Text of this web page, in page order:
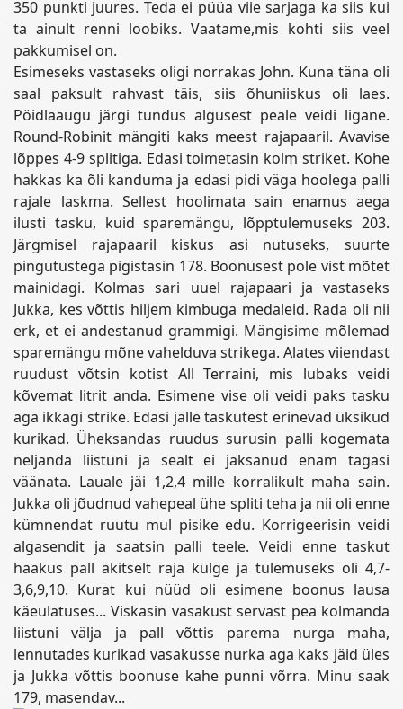
350 punkti juures. Teda ei püüa viie sarjaga ka siis kui
ta ainult renni loobiks. Vaatame,mis kohti siis veel
pakkumisel on.
Esimeseks vastaseks oligi norrakas John. Kuna täna oli
saal paksult rahvast täis, siis õhuniiskus oli laes.
Pöidlaaugu järgi tundus algusest peale veidi ligane.
Round-Robinit mängiti kaks meest rajapaaril. Avavise
lõppes 4-9 splitiga. Edasi toimetasin kolm striket. Kohe
hakkas ka õli kanduma ja edasi pidi väga hoolega palli
rajale laskma. Sellest hoolimata sain enamus aega
ilusti tasku, kuid sparemängu, lõpptulemuseks 203.
Järgmisel rajapaaril kiskus asi nutuseks, suurte
pingutustega pigistasin 178. Boonusest pole vist mõtet
mainidagi. Kolmas sari uuel rajapaari ja vastaseks
Jukka, kes võttis hiljem kimbuga medaleid. Rada oli nii
erk, et ei andestanud grammigi. Mängisime mõlemad
sparemängu mõne vahelduva strikega. Alates viiendast
ruudust võtsin kotist All Terraini, mis lubaks veidi
kõvemat litrit anda. Esimene vise oli veidi paks tasku
aga ikkagi strike. Edasi jälle taskutest erinevad üksikud
kurikad. Üheksandas ruudus surusin palli kogemata
neljanda liistuni ja sealt ei jaksanud enam tagasi
väänata. Lauale jäi 1,2,4 mille korralikult maha sain.
Jukka oli jõudnud vahepeal ühe spliti teha ja nii oli enne
kümnendat ruutu mul pisike edu. Korrigeerisin veidi
algasendit ja saatsin palli teele. Veidi enne taskut
haakus pall äkitselt raja külge ja tulemuseks oli 4,7-
3,6,9,10. Kurat kui nüüd oli esimene boonus lausa
käeulatuses... Viskasin vasakust servast pea kolmanda
liistuni välja ja pall võttis parema nurga maha,
lennutades kurikad vasakusse nurka aga kaks jäid üles
ja Jukka võttis boonuse kahe punni võrra. Minu saak
179, masendav...